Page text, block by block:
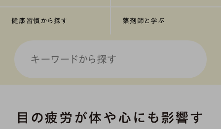
健康習慣から探す 薬剤師と学ぶ
目の疲労が体や心にも影響す